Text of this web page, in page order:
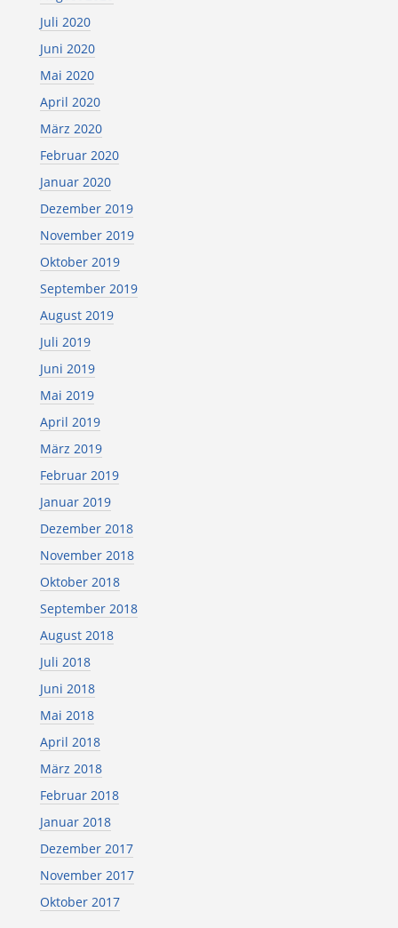
Juli 2020
Juni 2020
Mai 2020
April 2020
März 2020
Februar 2020
Januar 2020
Dezember 2019
November 2019
Oktober 2019
September 2019
August 2019
Juli 2019
Juni 2019
Mai 2019
April 2019
März 2019
Februar 2019
Januar 2019
Dezember 2018
November 2018
Oktober 2018
September 2018
August 2018
Juli 2018
Juni 2018
Mai 2018
April 2018
März 2018
Februar 2018
Januar 2018
Dezember 2017
November 2017
Oktober 2017